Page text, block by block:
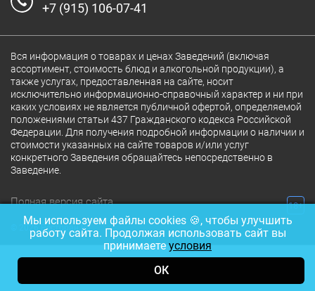
+7 (915) 106-07-41
Вся информация о товарах и ценах Заведений (включая
ассортимент, стоимость блюд и алкогольной продукции), а
также услугах, предоставленная на сайте, носит
исключительно информационно-справочный характер и ни при
каких условиях не является публичной офертой, определяемой
положениями статьи 437 Гражданского кодекса Российской
Федерации. Для получения подробной информации о наличии и
стоимости указанных на сайте товаров и/или услуг
конкретного Заведения обращайтесь непосредственно в
Заведение.
Полная версия сайта 18+
© 2026 Ресторан.Ru
Мы используем файлы cookies 🍪, чтобы улучшить
работу сайта. Продолжая использовать сайт вы
принимаете условия
ОК